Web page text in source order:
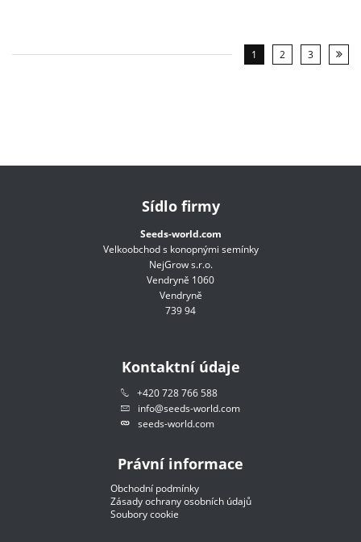
1 2 3
Sídlo firmy
Seeds-world.com
Velkoobchod s konopnými semínky
NejGrow s.r.o.
Vendryně 1060
Vendryně
739 94
Kontaktní údaje
+420 728 766 588
info@seeds-world.com
seeds-world.com
Právní informace
Obchodní podmínky
Zásady ochrany osobních údajů
Soubory cookie